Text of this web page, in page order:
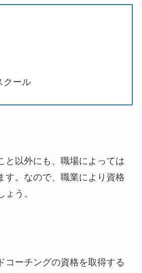
クール
と以外にも、職場によっては
す。なので、職業により資格
う。
コーチングの資格を取得する